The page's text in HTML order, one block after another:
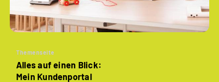
Themenseite
Alles auf einen Blick:
Mein Kundenportal